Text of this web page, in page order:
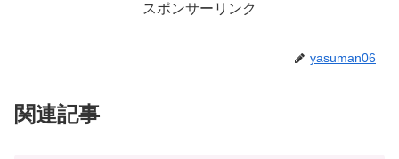
スポンサーリンク
yasuman06
関連記事